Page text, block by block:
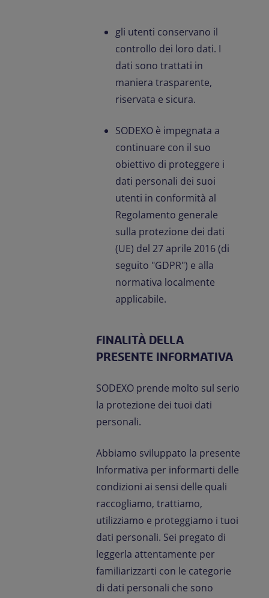
gli utenti conservano il
controllo dei loro dati. I
dati sono trattati in
maniera trasparente,
riservata e sicura.
SODEXO è impegnata a
continuare con il suo
obiettivo di proteggere i
dati personali dei suoi
utenti in conformità al
Regolamento generale
sulla protezione dei dati
(UE) del 27 aprile 2016 (di
seguito "GDPR") e alla
normativa localmente
applicabile.
FINALITÀ DELLA
PRESENTE INFORMATIVA
SODEXO prende molto sul serio
la protezione dei tuoi dati
personali.
Abbiamo sviluppato la presente
Informativa per informarti delle
condizioni ai sensi delle quali
raccogliamo, trattiamo,
utilizziamo e proteggiamo i tuoi
dati personali. Sei pregato di
leggerla attentamente per
familiarizzarti con le categorie
di dati personali che sono